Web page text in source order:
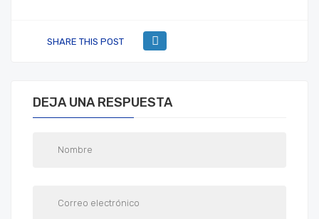
SHARE THIS POST
DEJA UNA RESPUESTA